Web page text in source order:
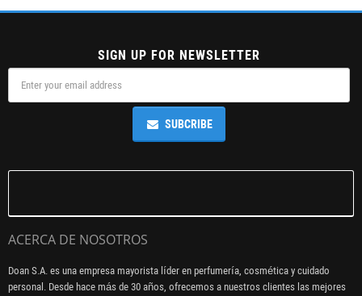
SIGN UP FOR NEWSLETTER
SUBCRIBE
ACERCA DE NOSOTROS
Doan S.A. es una empresa mayorista líder en perfumería, cosmética y cuidado
personal. Desde hace más de 30 años, ofrecemos a nuestros clientes las mejores